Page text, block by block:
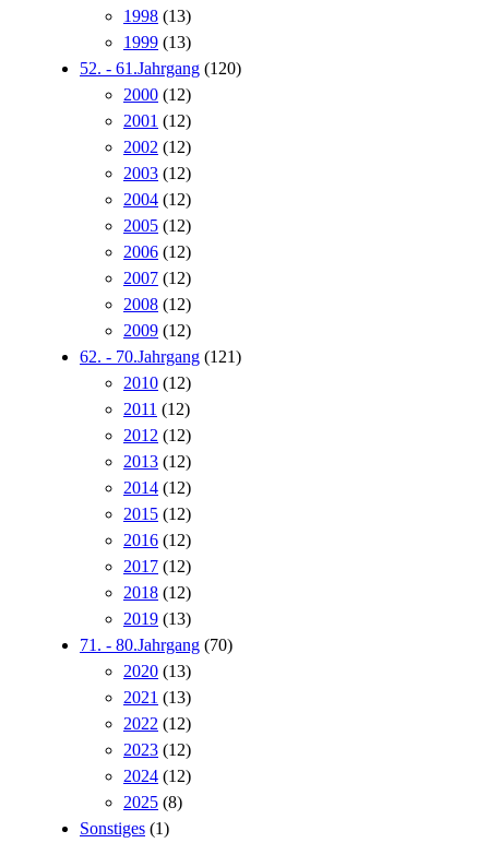
1998 (13)
1999 (13)
52. - 61.Jahrgang (120)
2000 (12)
2001 (12)
2002 (12)
2003 (12)
2004 (12)
2005 (12)
2006 (12)
2007 (12)
2008 (12)
2009 (12)
62. - 70.Jahrgang (121)
2010 (12)
2011 (12)
2012 (12)
2013 (12)
2014 (12)
2015 (12)
2016 (12)
2017 (12)
2018 (12)
2019 (13)
71. - 80.Jahrgang (70)
2020 (13)
2021 (13)
2022 (12)
2023 (12)
2024 (12)
2025 (8)
Sonstiges (1)